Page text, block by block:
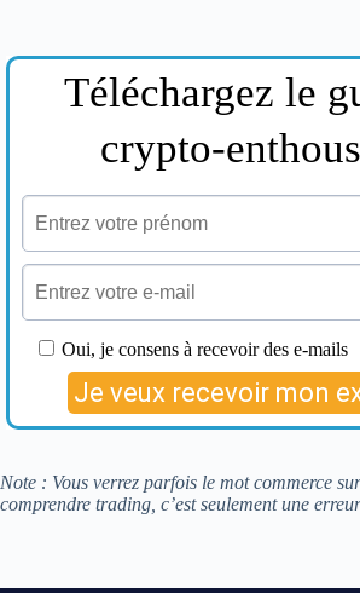
Note : Vous verrez parfois le mot commerce
comprendre trading, c’est seulement une